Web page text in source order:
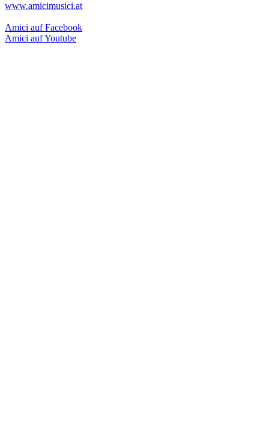
www.amicimusici.at
Amici auf Facebook
Amici auf Youtube